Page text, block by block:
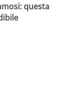
questa